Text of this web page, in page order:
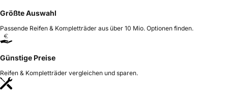
Größte Auswahl
Passende Reifen & Kompletträder aus über 10 Mio. Optionen finden.
Günstige Preise
Reifen & Kompletträder vergleichen und sparen.